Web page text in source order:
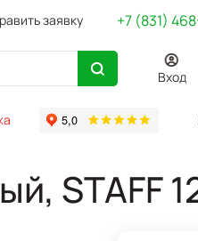
заявку +7 (831)
Вход
Канцтовары Бумага
STAFF